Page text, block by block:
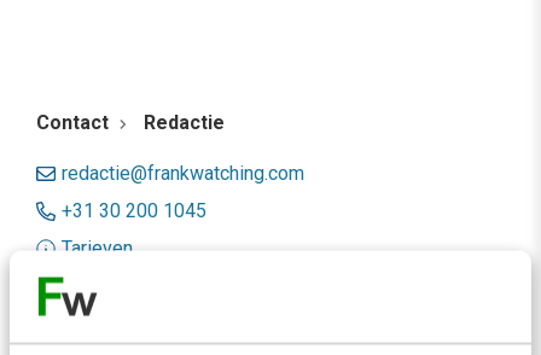
Contact Redactie
redactie@frankwatching.com
+31 30 200 1045
Tarieven
Meer contactopties